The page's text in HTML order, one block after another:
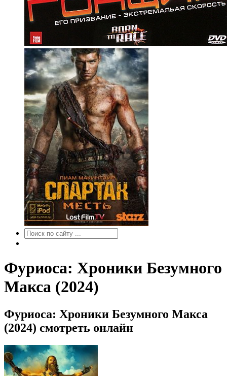
Фуриоса: Хроники Безумного
Макса (2024)
Фуриоса: Хроники Безумного Макса
(2024) смотреть онлайн